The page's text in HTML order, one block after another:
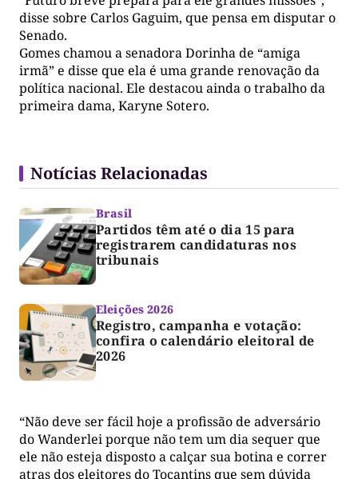
disse sobre Carlos Gaguim, que pensa em disputar o
Senado.
Gomes chamou a senadora Dorinha de “amiga
irmã” e disse que ela é uma grande renovação da
política nacional. Ele destacou ainda o trabalho da
primeira dama, Karyne Sotero.
Notícias Relacionadas
Brasil
Partidos têm até o dia 15 para
registrarem candidaturas nos
tribunais
Eleições 2026
Registro, campanha e votação:
confira o calendário eleitoral de
2026
“Não deve ser fácil hoje a profissão de adversário
do Wanderlei porque não tem um dia sequer que
ele não esteja disposto a calçar sua botina e correr
atras dos eleitores do Tocantins que sem dúvida